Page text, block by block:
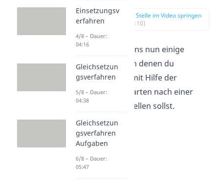
zur Stelle im Video springen
(02:10)
Schauen wir uns nun einige
Beispiele an, in denen du
Gleichungen mit Hilfe der
Grundrechenarten nach einer
Variable umstellen sollst.
Einsetzungsv
erfahren
4/8 – Dauer:
04:16
Gleichsetzun
gsverfahren
5/8 – Dauer:
04:38
Gleichsetzun
gsverfahren
Aufgaben
6/8 – Dauer:
05:47